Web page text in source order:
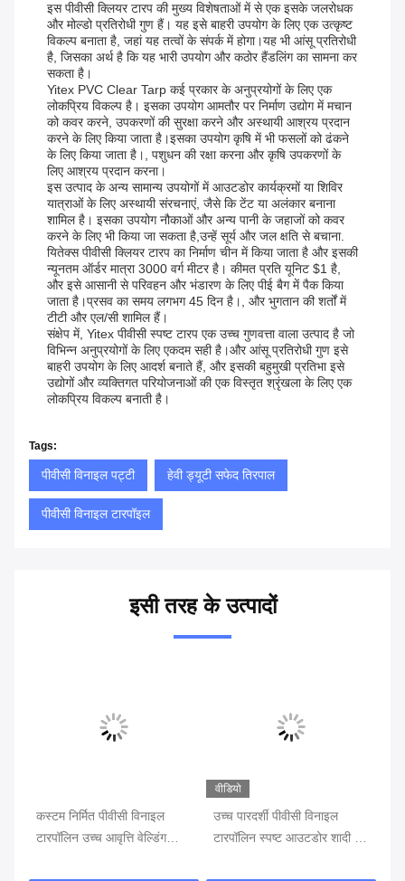
इस पीवीसी क्लियर टारप की मुख्य विशेषताओं में से एक इसके जलरोधक
और मोल्डो प्रतिरोधी गुण हैं। यह इसे बाहरी उपयोग के लिए एक उत्कृष्ट
विकल्प बनाता है, जहां यह तत्वों के संपर्क में होगा।यह भी आंसू प्रतिरोधी
है, जिसका अर्थ है कि यह भारी उपयोग और कठोर हैंडलिंग का सामना कर
सकता है।
Yitex PVC Clear Tarp कई प्रकार के अनुप्रयोगों के लिए एक
लोकप्रिय विकल्प है। इसका उपयोग आमतौर पर निर्माण उद्योग में मचान
को कवर करने, उपकरणों की सुरक्षा करने और अस्थायी आश्रय प्रदान
करने के लिए किया जाता है।इसका उपयोग कृषि में भी फसलों को ढंकने
के लिए किया जाता है।, पशुधन की रक्षा करना और कृषि उपकरणों के
लिए आश्रय प्रदान करना।
इस उत्पाद के अन्य सामान्य उपयोगों में आउटडोर कार्यक्रमों या शिविर
यात्राओं के लिए अस्थायी संरचनाएं, जैसे कि टेंट या अलंकार बनाना
शामिल है। इसका उपयोग नौकाओं और अन्य पानी के जहाजों को कवर
करने के लिए भी किया जा सकता है,उन्हें सूर्य और जल क्षति से बचाना.
यितेक्स पीवीसी क्लियर टारप का निर्माण चीन में किया जाता है और इसकी
न्यूनतम ऑर्डर मात्रा 3000 वर्ग मीटर है। कीमत प्रति यूनिट $1 है,
और इसे आसानी से परिवहन और भंडारण के लिए पीई बैग में पैक किया
जाता है।प्रसव का समय लगभग 45 दिन है।, और भुगतान की शर्तों में
टीटी और एल/सी शामिल हैं।
संक्षेप में, Yitex पीवीसी स्पष्ट टारप एक उच्च गुणवत्ता वाला उत्पाद है जो
विभिन्न अनुप्रयोगों के लिए एकदम सही है।और आंसू प्रतिरोधी गुण इसे
बाहरी उपयोग के लिए आदर्श बनाते हैं, और इसकी बहुमुखी प्रतिभा इसे
उद्योगों और व्यक्तिगत परियोजनाओं की एक विस्तृत श्रृंखला के लिए एक
लोकप्रिय विकल्प बनाती है।
Tags:
पीवीसी विनाइल पट्टी हेवी ड्यूटी सफेद तिरपाल
पीवीसी विनाइल टारपॉइल
इसी तरह के उत्पादों
उच्च पारदर्शी पीवीसी विनाइल
टारपॉलिन स्पष्ट आउटडोर शादी के
वीडियो
पारदर्शी विनाइल टारपॉलिन पारदर्शी
पीवीसी सामग्री शादी के लिए